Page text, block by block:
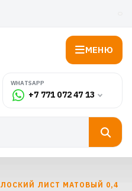
МЕНЮ
WHATSAPP
+7 771 072 47 13
ЛИСТ МАТОВЫЙ 0,4